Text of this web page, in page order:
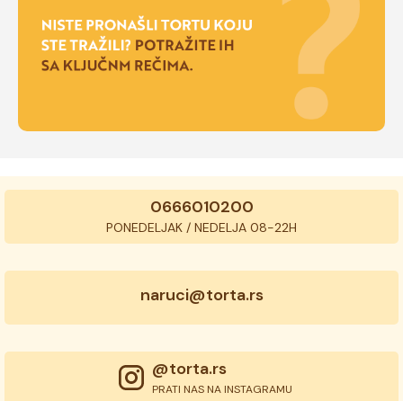
0666010200
PONEDELJAK / NEDELJA 08-22H
naruci@torta.rs
@torta.rs
PRATI NAS NA INSTAGRAMU